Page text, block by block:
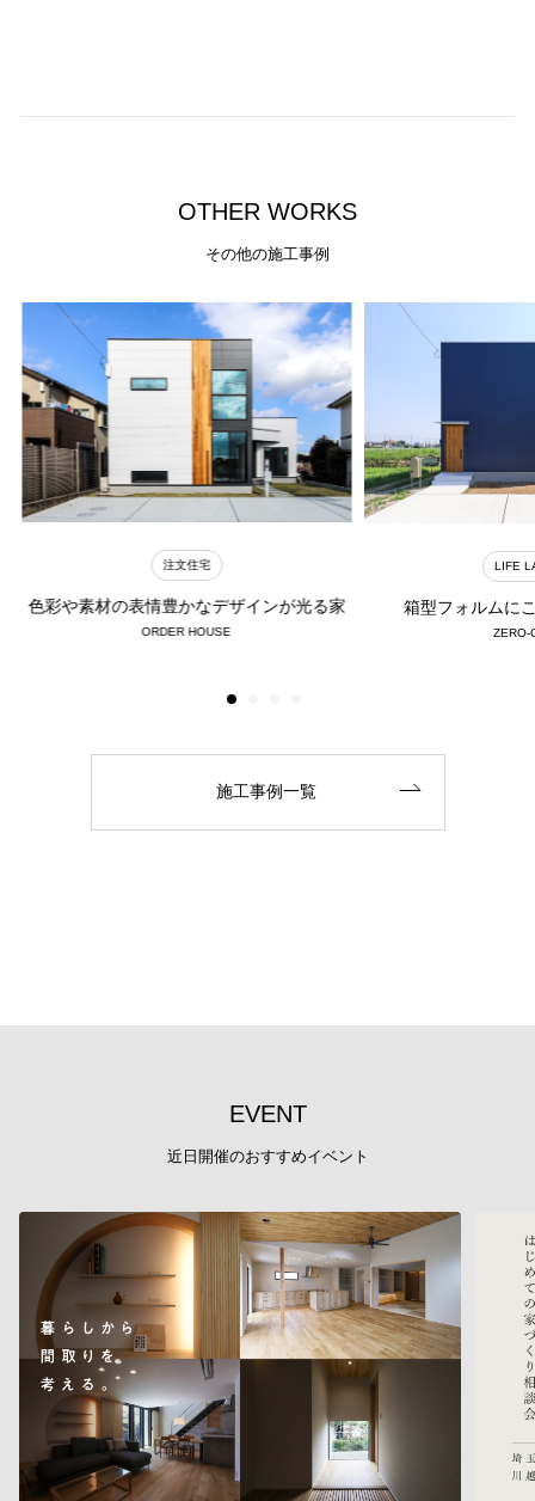
OTHER WORKS
その他の施工事例
注文住宅
色彩や素材の表情豊かなデザインが光る家
ORDER HOUSE
LIFE
箱型フォルムに
ZERO-
施工事例一覧
EVENT
近日開催のおすすめイベント